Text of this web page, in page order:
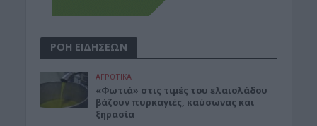
ΡΟΗ ΕΙΔΗΣΕΩΝ
ΑΓΡΟΤΙΚΑ
«Φωτιά» στις τιμές του ελαιολάδου
βάζουν πυρκαγιές, καύσωνας και
ξηρασία